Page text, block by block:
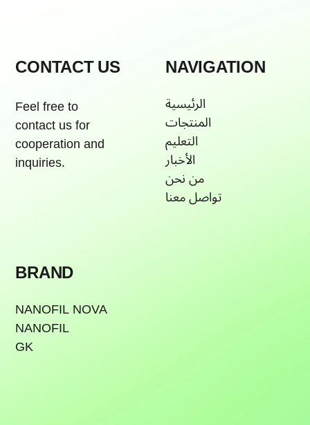
CONTACT US
Feel free to
contact us for
cooperation and
inquiries.
NAVIGATION
الرئيسية
المنتجات
التعليم
الأخبار
من نحن
تواصل معنا
BRAND
NANOFIL NOVA
NANOFIL
GK